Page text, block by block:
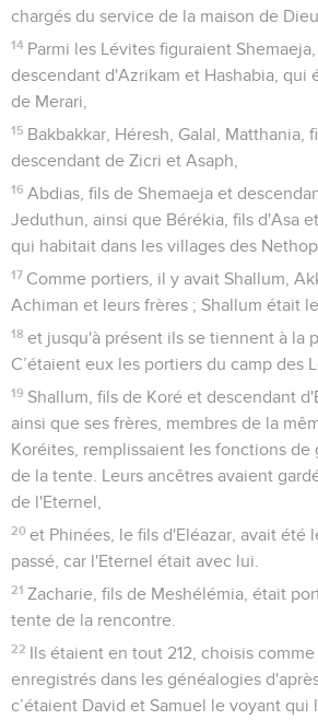
chargés du service de la maison de Dieu.
14 Parmi les Lévites figuraient
descendant d'Azrikam et Hashabia, qui
de Merari,
15 Bakbakkar, Héresh, Galal, Matthania,
descendant de Zicri et Asaph,
16 Abdias, fils de Shemaeja et
Jeduthun, ainsi que Bérékia, fils d'Asa
qui habitait dans les villages des
17 Comme portiers, il y avait Shallum,
Achiman et leurs frères ; Shallum était
18 et jusqu'à présent ils se tiennent à la
C’étaient eux les portiers du camp des
19 Shallum, fils de Koré et descendant
ainsi que ses frères, membres de la
Koréites, remplissaient les fonctions de
de la tente. Leurs ancêtres avaient
de l'Eternel,
20 et Phinées, le fils d'Eléazar, avait été
passé, car l'Eternel était avec lui.
21 Zacharie, fils de Meshélémia, était
tente de la rencontre.
22 Ils étaient en tout 212, choisis
enregistrés dans les généalogies
c’étaient David et Samuel le voyant qui